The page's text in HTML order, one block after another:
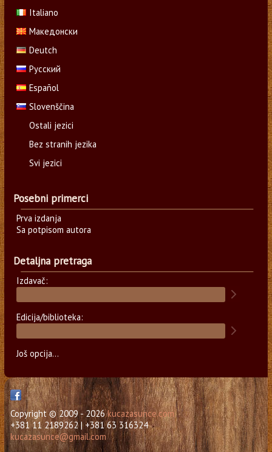
Italiano
Македонски
Deutch
Русский
Español
Slovenščina
Ostali jezici
Bez stranih jezika
Svi jezici
Posebni primerci
Prva izdanja
Sa potpisom autora
Detaljna pretraga
Izdavač:
Edicija/biblioteka:
Još opcija...
Copyright © 2009 - 2026kucazasunce.com
+381 11 2189262 | +381 63 316324
kucazasunce@gmail.com